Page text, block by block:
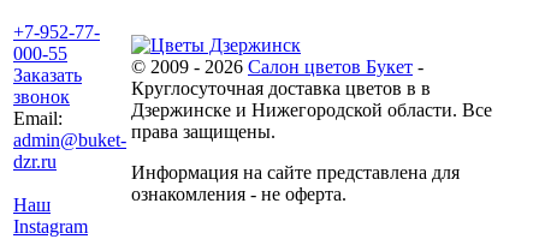
+7-952-77-
000-55
Заказать
звонок
Email:
admin@buket-
dzr.ru
Наш
Instagram
© 2009 - 2026 Салон цветов Букет -
Круглосуточная доставка цветов в в
Дзержинске и Нижегородской области. Все
права защищены.
Информация на сайте представлена для
ознакомления - не оферта.